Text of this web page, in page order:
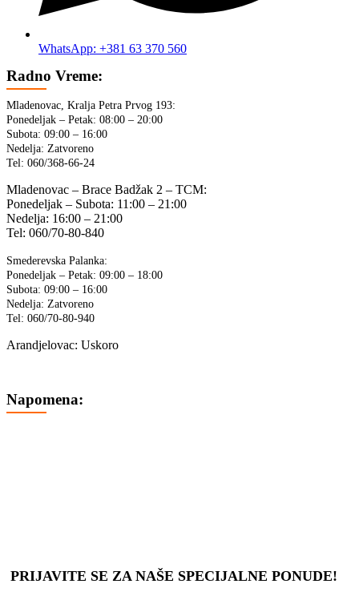
WhatsApp: +381 63 370 560
Radno Vreme:
Mladenovac, Kralja Petra Prvog 193:
Ponedeljak – Petak: 08:00 – 20:00
Subota: 09:00 – 16:00
Nedelja: Zatvoreno
Tel: 060/368-66-24
Mladenovac – Brace Badžak 2 – TCM:
Ponedeljak – Subota: 11:00 – 21:00
Nedelja: 16:00 – 21:00
Tel: 060/70-80-840
Smederevska Palanka:
Ponedeljak – Petak: 09:00 – 18:00
Subota: 09:00 – 16:00
Nedelja: Zatvoreno
Tel: 060/70-80-940
Arandjelovac: Uskoro
Napomena:
PRIJAVITE SE ZA NAŠE SPECIJALNE PONUDE!